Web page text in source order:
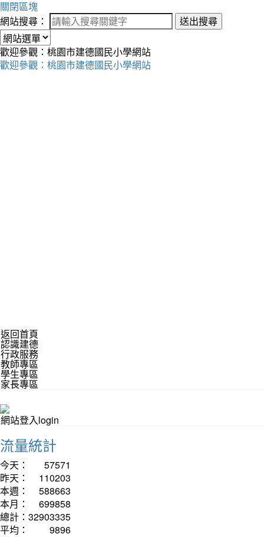
關閉區塊
網站搜尋：
送出搜尋
歡迎參觀：桃園市建德國民小學網站
歡迎參觀：桃園市建德國民小學網站
返回首頁
認識建德
行政服務
教師專區
學生專區
家長專區
網站登入login
流量統計
今天：
57571
昨天：
110203
本週：
588663
本月：
699858
總計： 32903335
平均：
9896